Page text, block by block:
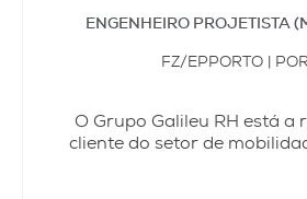
ENGENHEIRO PROJETISTA
FZ/EPPORTO |
O Grupo Galileu RH está a
cliente do setor de